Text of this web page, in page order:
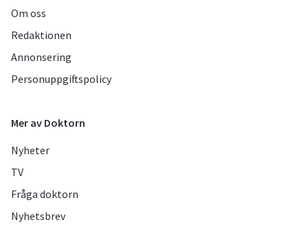
Om oss
Redaktionen
Annonsering
Personuppgiftspolicy
Mer av Doktorn
Nyheter
TV
Fråga doktorn
Nyhetsbrev